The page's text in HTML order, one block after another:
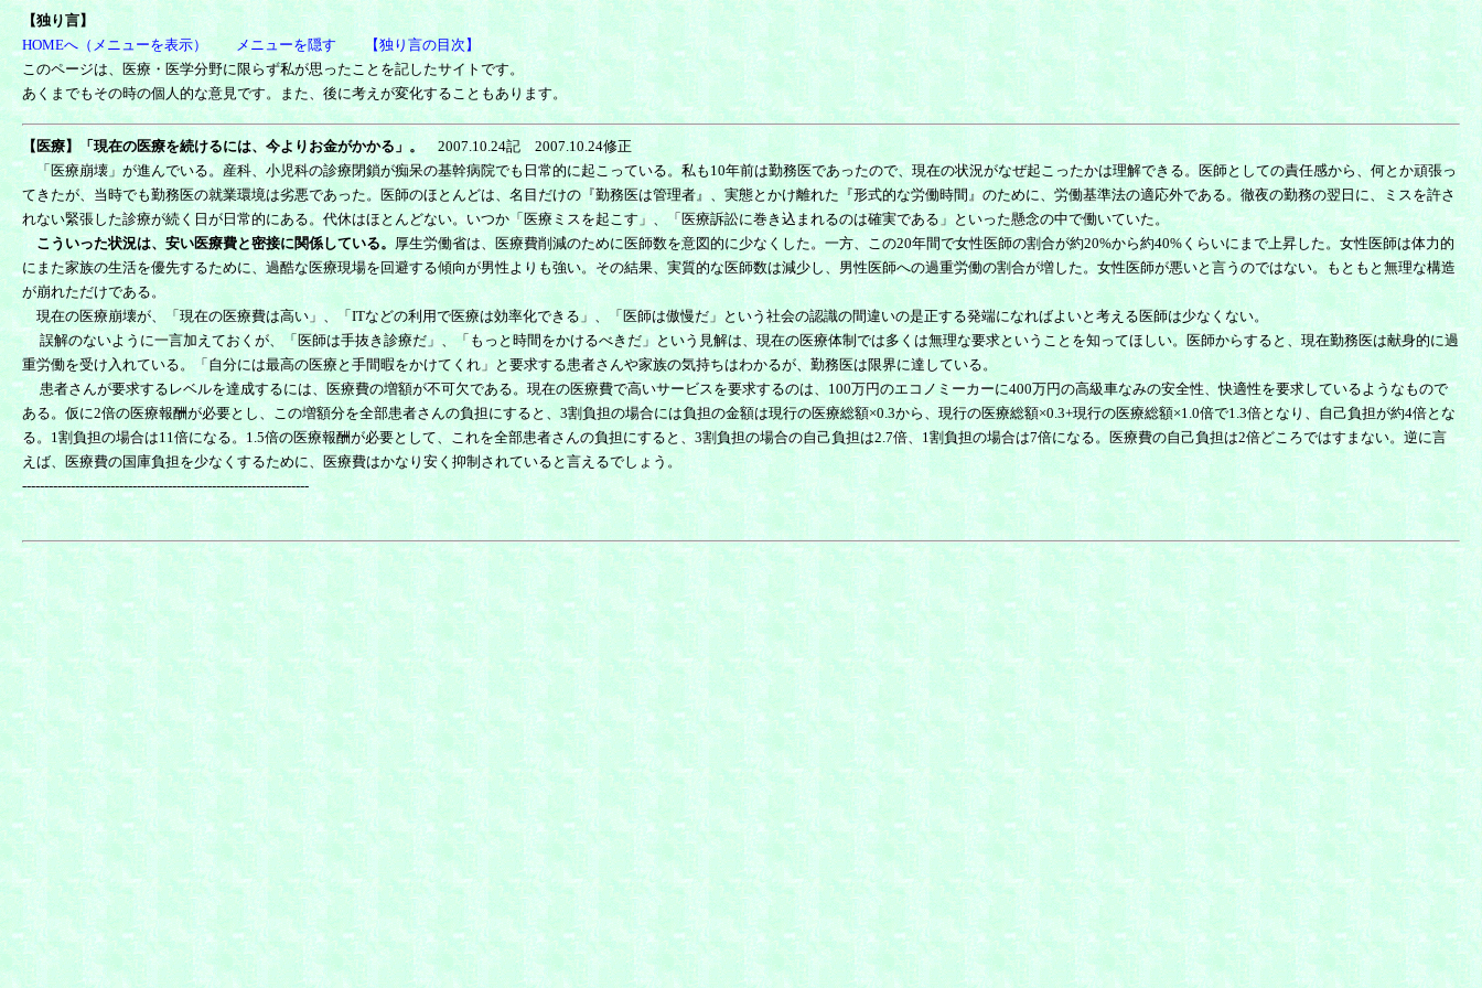
【独り言】
HOMEへ（メニューを表示）
メニューを隠す
【独り言の目次】
このページは、医療・医学分野に限らず私が思ったことを記したサイトです。
あくまでもその時の個人的な意見です。また、後に考えが変化することもあります。
【医療】「現在の医療を続けるには、今よりお金がかかる」。 2007.10.24記 2007.10.24修正
「医療崩壊」が進んでいる。産科、小児科の診療閉鎖が痴呆の基幹病院でも日常的に起こっている。私も10年前は勤務医であったので、現在の状況がなぜ起こったかは理解できる。医師としての責任感から、何とか頑張っ
てきたが、当時でも勤務医の就業環境は劣悪であった。医師のほとんどは、名目だけの『勤務医は管理者』、実態とかけ離れた『形式的な労働時間』のために、労働基準法の適応外である。徹夜の勤務の翌日に、ミスを許さ
れない緊張した診療が続く日が日常的にある。代休はほとんどない。いつか「医療ミスを起こす」、「医療訴訟に巻き込まれるのは確実である」といった懸念の中で働いていた。
こういった状況は、安い医療費と密接に関係している。 厚生労働省は、医療費削減のために医師数を意図的に少なくした。一方、この20年間で女性医師の割合が約20%から約40%くらいにまで上昇した。女性医師は体力的
にまた家族の生活を優先するために、過酷な医療現場を回避する傾向が男性よりも強い。その結果、実質的な医師数は減少し、男性医師への過重労働の割合が増した。女性医師が悪いと言うのではない。もともと無理な構造
が崩れただけである。
現在の医療崩壊が、「現在の医療費は高い」、「ITなどの利用で医療は効率化できる」、「医師は傲慢だ」という社会の認識の間違いの是正する発端になればよいと考える医師は少なくない。
誤解のないように一言加えておくが、「医師は手抜き診療だ」、「もっと時間をかけるべきだ」という見解は、現在の医療体制では多くは無理な要求ということを知ってほしい。医師からすると、現在勤務医は献身的に過
重労働を受け入れている。「自分には最高の医療と手間暇をかけてくれ」と要求する患者さんや家族の気持ちはわかるが、勤務医は限界に達している。
患者さんが要求するレベルを達成するには、医療費の増額が不可欠である。現在の医療費で高いサービスを要求するのは、100万円のエコノミーカーに400万円の高級車なみの安全性、快適性を要求しているようなもので
ある。仮に2倍の医療報酬が必要とし、この増額分を全部患者さんの負担にすると、3割負担の場合には負担の金額は現行の医療総額×0.3から、現行の医療総額×0.3+現行の医療総額×1.0倍で1.3倍となり、自己負担が約4倍とな
る。1割負担の場合は11倍になる。1.5倍の医療報酬が必要として、これを全部患者さんの負担にすると、3割負担の場合の自己負担は2.7倍、1割負担の場合は7倍になる。医療費の自己負担は2倍どころではすまない。逆に言
えば、医療費の国庫負担を少なくするために、医療費はかなり安く抑制されていると言えるでしょう。
-----------------------------------------------------------------